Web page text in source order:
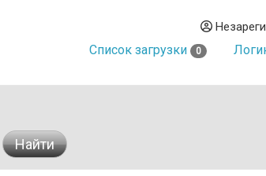
Список загрузки 0
Найти